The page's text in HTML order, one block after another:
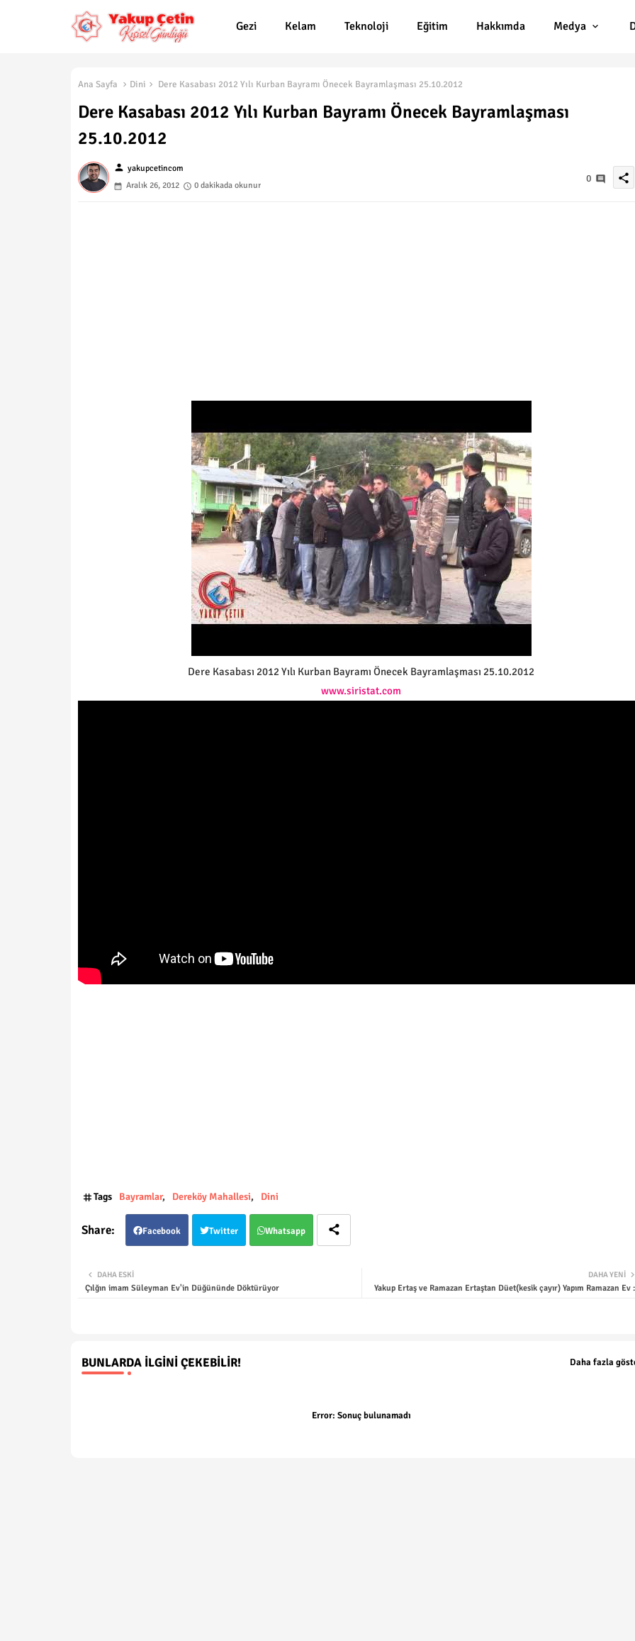
Gezi Kelam Teknoloji Eğitim Hakkımda Medya
Ana Sayfa Dini Dere Kasabası 2012 Yılı Kurban Bayramı Önecek Bayramlaşması 25.10.2012
Dere Kasabası 2012 Yılı Kurban Bayramı Önecek Bayramlaşması
25.10.2012
person yakupcetincom
Aralık 26, 2012
0 dakikada okunur
0 share
Dere Kasabası 2012 Yılı Kurban Bayramı Önecek Bayramlaşması 25.10.2012
www.siristat.com
Tags Bayramlar Dereköy Mahallesi Dini
Facebook Twitter Whatsapp
DAHA YENI
Yakup Ertaş ve Ramazan Ertaştan Düet(kesik çayır) Yapım Ramazan Ev
DAHA ESKI
Çılğın imam Süleyman Ev'in Düğününde Döktürüyor
BUNLARDA İLGINI ÇEKEBILIR! Daha fazla
Error: Sonuç bulunamadı